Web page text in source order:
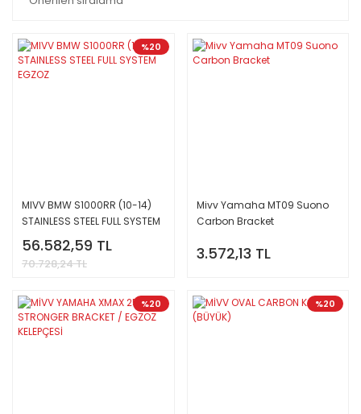
%20
MIVV BMW S1000RR (10-14)
STAINLESS STEEL FULL SYSTEM
EGZOZ
56.582,59 TL
70.728,24 TL
Mivv Yamaha MT09 Suono
Carbon Bracket
3.572,13 TL
%20 %20